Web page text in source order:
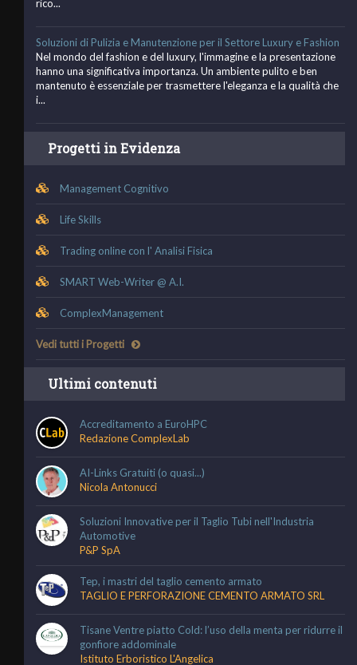
rico...
Soluzioni di Pulizia e Manutenzione per il Settore Luxury e Fashion
Nel mondo del fashion e del luxury, l'immagine e la presentazione
hanno una significativa importanza. Un ambiente pulito e ben
mantenuto è essenziale per trasmettere l'eleganza e la qualità che
i...
Progetti in Evidenza
Management Cognitivo
Life Skills
Trading online con l' Analisi Fisica
SMART Web-Writer @ A.I.
ComplexManagement
Vedi tutti i Progetti
Ultimi contenuti
Accreditamento a EuroHPC
Redazione ComplexLab
AI-Links Gratuiti (o quasi...)
Nicola Antonucci
Soluzioni Innovative per il Taglio Tubi nell'Industria
Automotive
P&P SpA
Tep, i mastri del taglio cemento armato
TAGLIO E PERFORAZIONE CEMENTO ARMATO SRL
Tisane Ventre piatto Cold: l’uso della menta per ridurre il
gonfiore addominale
Istituto Erboristico L'Angelica